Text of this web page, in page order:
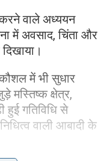
वाले अध्ययन
में अवसाद, चिंता और
में भी सुधार
मस्तिष्क क्षेत्र,
हुई गतिविधि से
वाली आबादी के